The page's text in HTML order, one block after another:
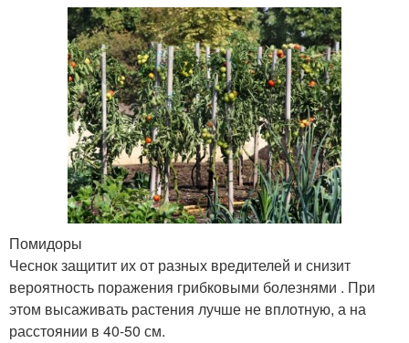
Помидоры
Чеснок защитит их от разных вредителей и снизит
вероятность поражения грибковыми болезнями . При
этом высаживать растения лучше не вплотную, а на
расстоянии в 40-50 см.